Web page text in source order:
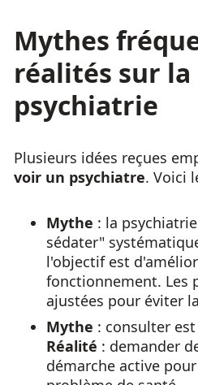
Mythes
réalités sur la
psychiatrie
Plusieurs idées reçues
voir un psychiatre. Voici
Mythe : la
sédater"
l'objectif est
fonctionnement. Les
ajustées pour éviter
Mythe : consulter
Réalité : demander
démarche active